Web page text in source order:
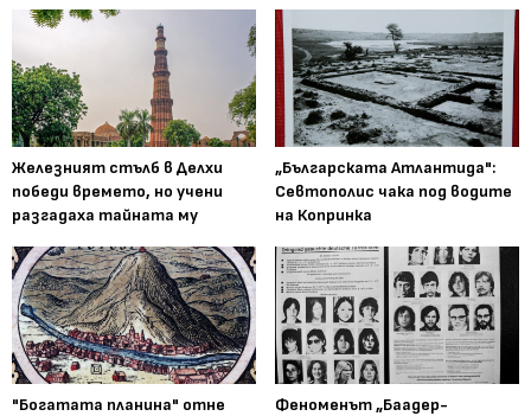
Железният стълб в Делхи
победи времето, но учени
разгадаха тайната му
„Българската Атлантида":
Севтополис чака под водите
на Копринка
"Богатата планина" отне
Феноменът „Баадер-